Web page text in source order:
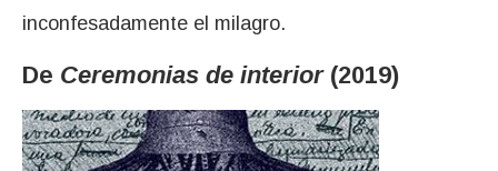
inconfesadamente el milagro.
De Ceremonias de interior(2019)